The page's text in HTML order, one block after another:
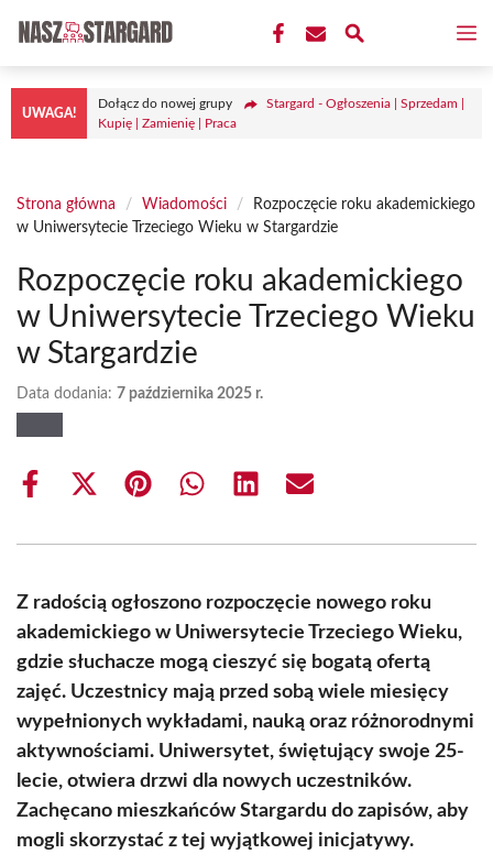
treści
UWAGA!
Dołącz do nowej grupy
Stargard - Ogłoszenia | Sprzedam |
Kupię | Zamienię | Praca
Strona główna / Wiadomości /
Rozpoczęcie roku akademickiego
w Uniwersytecie Trzeciego Wieku w Stargardzie
Rozpoczęcie roku akademickiego
w Uniwersytecie Trzeciego Wieku
w Stargardzie
Data dodania: 7 października 2025 r.
Share
Share
(Twitter)
Share Share Share Share
Z radością ogłoszono rozpoczęcie nowego roku
akademickiego w Uniwersytecie Trzeciego Wieku,
gdzie słuchacze mogą cieszyć się bogatą ofertą
zajęć. Uczestnicy mają przed sobą wiele miesięcy
wypełnionych wykładami, nauką oraz różnorodnymi
aktywnościami. Uniwersytet, świętujący swoje 25-
lecie, otwiera drzwi dla nowych uczestników.
Zachęcano mieszkańców Stargardu do zapisów, aby
mogli skorzystać z tej wyjątkowej inicjatywy.